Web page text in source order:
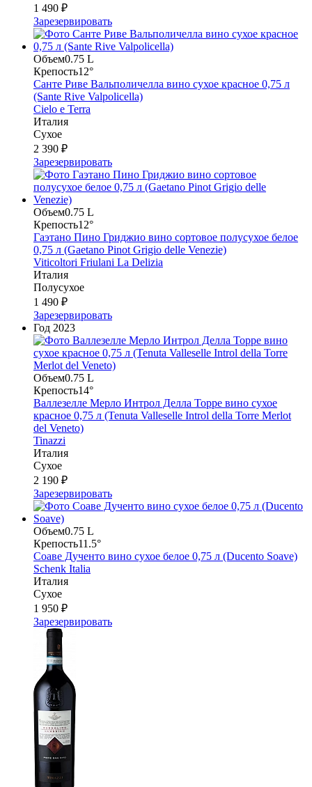
1 490 ₽
Зарезервировать
Объем0.75 L
Крепость12°
Санте Риве Вальполичелла вино сухое красное 0,75 л
(Sante Rive Valpolicella)
Cielo e Terra
Италия
Сухое
2 390 ₽
Зарезервировать
Объем0.75 L
Крепость12°
Гаэтано Пино Гриджио вино сортовое полусухое белое
0,75 л (Gaetano Pinot Grigio delle Venezie)
Viticoltori Friulani La Delizia
Италия
Полусухое
1 490 ₽
Зарезервировать
Год 2023
Объем0.75 L
Крепость14°
Валлезелле Мерло Интрол Делла Торре вино сухое
красное 0,75 л (Tenuta Valleselle Introl della Torre Merlot
del Veneto)
Tinazzi
Италия
Сухое
2 190 ₽
Зарезервировать
Объем0.75 L
Крепость11.5°
Соаве Дученто вино сухое белое 0,75 л (Ducento Soave)
Schenk Italia
Италия
Сухое
1 950 ₽
Зарезервировать